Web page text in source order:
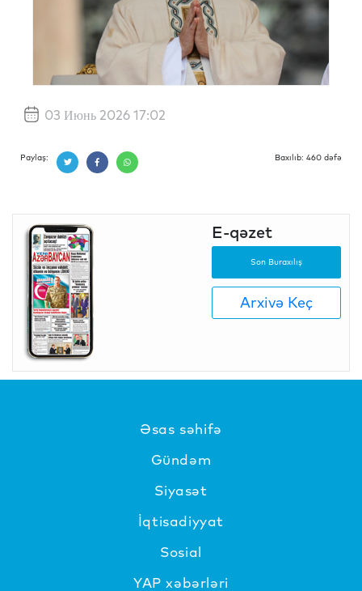
03 Июнь 2026 17:02
Paylaş: Baxılıb: 460 dəfə
E-qəzet
Son Buraxılış
Arxivə Keç
Əsas səhifə
Gündəm
Siyasət
İqtisadiyyat
Sosial
YAP xəbərləri